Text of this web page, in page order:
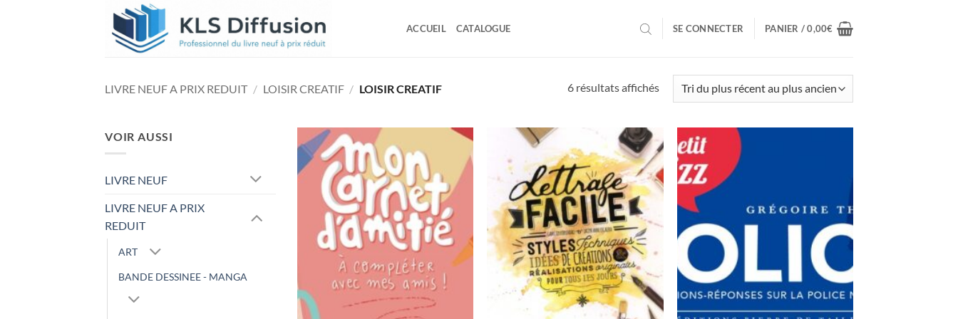
ACCUEIL CATALOGUE SE CONNECTER PANIER /0,00€
LIVRE NEUF A PRIX REDUIT / LOISIR CREATIF / LOISIR CREATIF 6 résultats affichésTrié
récent
au
plus
ancien
VOIR AUSSI
LIVRE NEUF
LIVRE NEUF A PRIX
REDUIT
ART
BANDE DESSINEE - MANGA